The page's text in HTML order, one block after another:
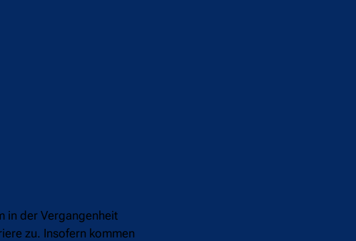
in der Vergangenheit
zu. Insofern kommen